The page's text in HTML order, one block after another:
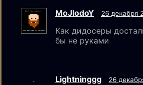
MoJlodoY 26 декабря
Как дидосеры
бы не руками
Lightninggg 26